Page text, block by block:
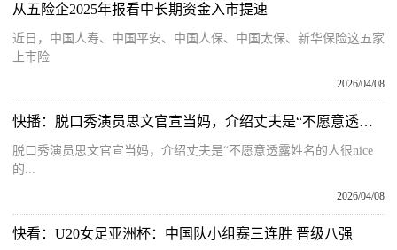
从五险企2025年报看中长期资金入市提速
近日，中国人寿、中国平安、中国人保、中国太保、新华保险这五家
上市险
2026/04/08
快播：脱口秀演员思文官宣当妈，介绍丈夫是“不愿意透露姓名的人很nice的普通人”
脱口秀演员思文官宣当妈，介绍丈夫是“不愿意透露姓名的人很nice
的...
2026/04/08
快看：U20女足亚洲杯：中国队小组赛三连胜 晋级八强